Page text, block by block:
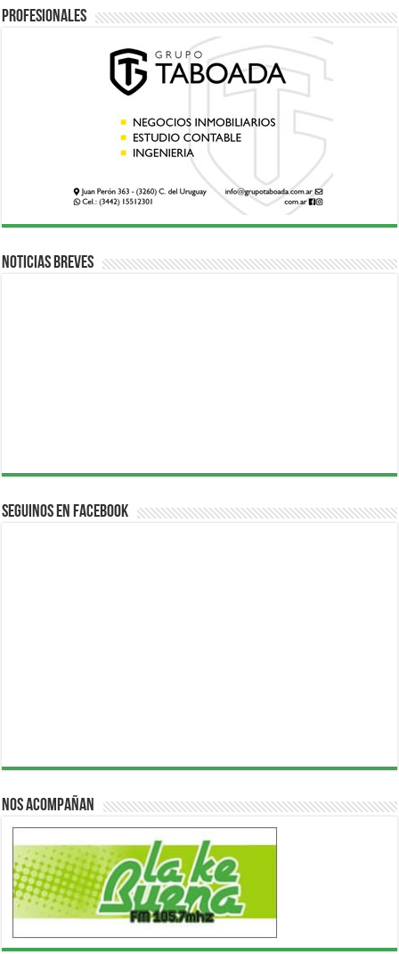
Profesionales
Noticias breves
Seguinos en Facebook
Nos acompañan